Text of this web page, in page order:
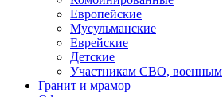
Европейские
Мусульманские
Еврейские
Детские
Участникам СВО, военным
Гранит и мрамор